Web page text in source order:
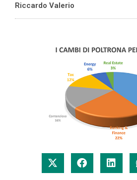
Riccardo Valerio